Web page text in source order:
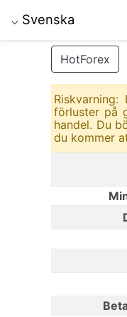
⌵ Svenska
HotForex
förluster på
handel. Du
du kommer